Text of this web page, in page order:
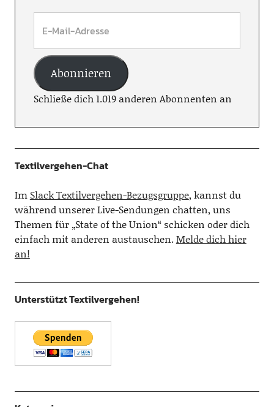
Abonnieren
Schließe dich 1.019 anderen Abonnenten an
Textilvergehen-Chat
Im Slack Textilvergehen-Bezugsgruppe, kannst du
während unserer Live-Sendungen chatten, uns
Themen für „State of the Union“ schicken oder dich
einfach mit anderen austauschen.Melde dich hier
an!
Unterstützt Textilvergehen!